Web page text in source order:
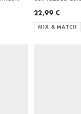
detalle de
22,99 €
MIX & MATCH